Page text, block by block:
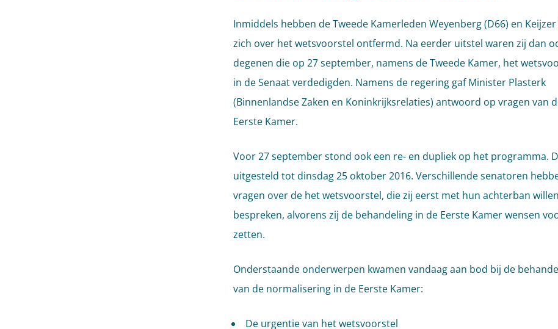
Inmiddels hebben de Tweede Kamerleden Weyenberg (D66) en Keijzer
zich over het wetsvoorstel ontfermd. Na eerder uitstel waren zij dan
degenen die op 27 september, namens de Tweede Kamer, het
in de Senaat verdedigden. Namens de regering gaf Minister Plasterk
(Binnenlandse Zaken en Koninkrijksrelaties) antwoord op vragen van
Eerste Kamer.
Voor 27 september stond ook een re- en dupliek op het programma.
uitgesteld tot dinsdag 25 oktober 2016. Verschillende senatoren
vragen over de het wetsvoorstel, die zij eerst met hun achterban willen
bespreken, alvorens zij de behandeling in de Eerste Kamer wensen
zetten.
Onderstaande onderwerpen kwamen vandaag aan bod bij de
van de normalisering in de Eerste Kamer:
De urgentie van het wetsvoorstel